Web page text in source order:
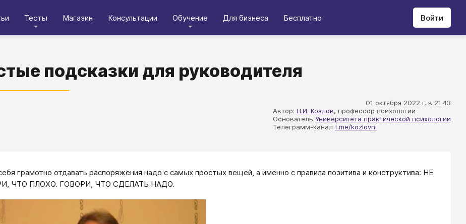
Тесты Магазин Консультации Обучение Для бизнеса Бесплатно Войти
подсказки для руководителя
01 октября 2022 г. в 21:43
Автор: Н.И. Козлов, профессор психологии
Основатель Университета практической психологии
Телеграмм-канал t.me/kozlovni
грамотно отдавать распоряжения надо с самых простых вещей, а именно с правила позитива и конструктива: НЕ
ЧТО ПЛОХО. ГОВОРИ, ЧТО СДЕЛАТЬ НАДО.